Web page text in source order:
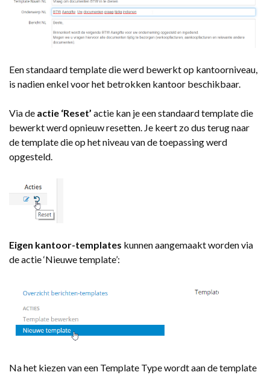
Een standaard template die werd bewerkt op kantoorniveau,
is nadien enkel voor het betrokken kantoor beschikbaar.
Via de actie ‘Reset’ actie kan je een standaard template die
bewerkt werd opnieuw resetten. Je keert zo dus terug naar
de template die op het niveau van de toepassing werd
opgesteld.
Eigen kantoor-templates kunnen aangemaakt worden via
de actie ‘Nieuwe template’:
Na het kiezen van een Template Type wordt aan de template